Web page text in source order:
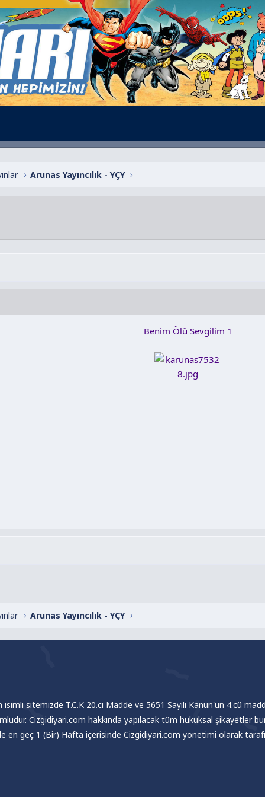
Arunas Yayıncılık - YÇY
Benim Ölü Sevgilim 1
Arunas Yayıncılık - YÇY
sitemizde T.C.K 20.ci Madde ve 5651 Sayılı Kanun'un 4.cü
Cizgidiyari.com hakkında yapılacak tüm hukuksal şikayetler
en geç 1 (Bir) Hafta içerisinde Cizgidiyari.com yönetimi olarak